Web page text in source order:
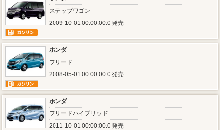
ステップワゴン
2009-10-01 00:00:00.0 発売
ホンダ
フリード
2008-05-01 00:00:00.0 発売
ホンダ
フリードハイブリッド
2011-10-01 00:00:00.0 発売